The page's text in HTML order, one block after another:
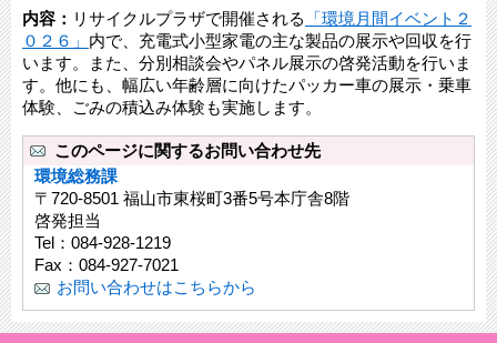
内容： リサイクルプラザで開催される
「環境月間イベント２
０２６」 内で、充電式小型家電の主な製品の展示や回収を行
います。また、分別相談会やパネル展示の啓発活動を行いま
す。​他にも、幅広い年齢層に向けたパッカー車の展示・乗車
体験、ごみの積込み体験も実施します。
このページに関するお問い合わせ先
環境総務課
〒720-8501 福山市東桜町3番5号本庁舎8階
啓発担当
Tel：084‐928‐1219
Fax：084-927-7021
お問い合わせはこちらから